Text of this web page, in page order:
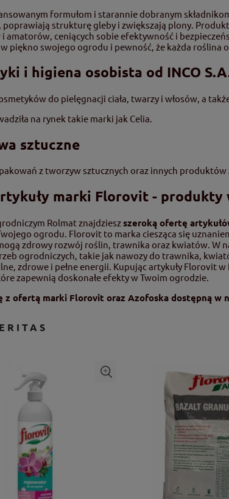
formułom i starannie dobranym
poprawiają strukturę gleby i zwiększają plony.
amatorów, ceniących sobie efektywność i
piękno swojego ogrodu i pewność, że każda roślina
i higiena osobista od INCO
do pielęgnacji ciała, twarzy i włosów, a
na rynek takie marki jak Celia.
sztuczne
z tworzyw sztucznych oraz innych produktów
marki Florovit - produkty
Rolmat znajdzieszszeroką ofertę
ogrodu. Florovit to marka ciesząca się
zdrowy rozwój roślin, trawnika oraz kwiatów. W
ogrodniczych, takie jak nawozy do trawnika,
zdrowe i pełne energii. Kupując artykuły Florovit
zapewnią doskonałe efekty w Twoim ogrodzie.
z ofertą marki Florovit oraz Azofoska dostępną w